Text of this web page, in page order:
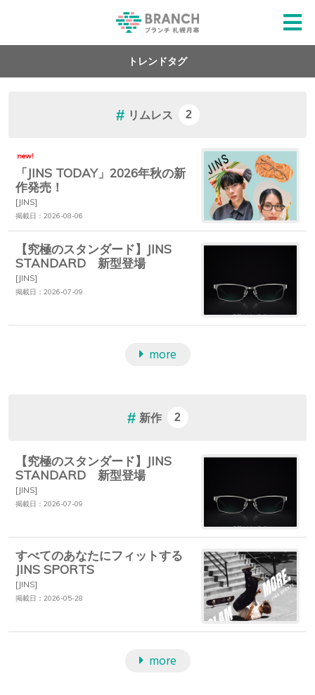
トレンドタグ
リムレス 2
new!
「JINS TODAY」2026年秋の新
作発売！
[JINS]
掲載日：2026-08-06
【究極のスタンダード】JINS
STANDARD 新型登場
[JINS]
掲載日：2026-07-09
more
新作 2
【究極のスタンダード】JINS
STANDARD 新型登場
[JINS]
掲載日：2026-07-09
すべてのあなたにフィットする
JINS SPORTS
[JINS]
掲載日：2026-05-28
more